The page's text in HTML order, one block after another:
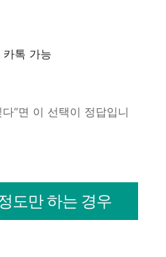
톡 가능
”면 이 선택이 정답입니
도만 하는 경우